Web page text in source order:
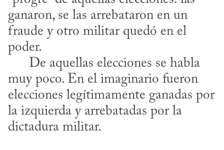
ganaron, se las arrebataron en un
fraude y otro militar quedó en el
poder.
muy poco. En el imaginario fueron
elecciones legítimamente ganadas por
la izquierda y arrebatadas por la
dictadura militar.